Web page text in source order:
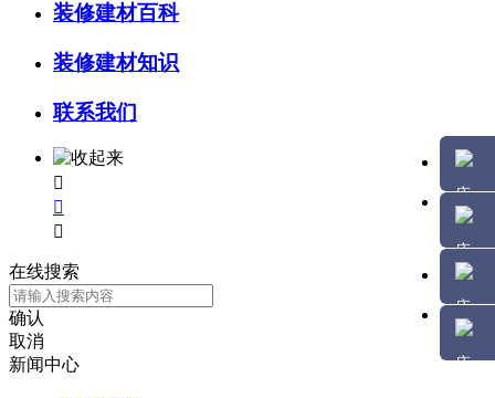
装修建材百科
装修建材知识
联系我们



在线搜索
确认
取消
新闻中心